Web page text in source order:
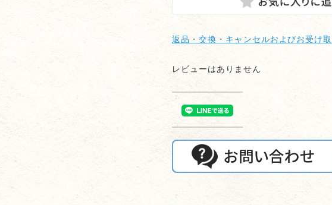
返品・交換・キャンセルおよびお受け
レビューはありません